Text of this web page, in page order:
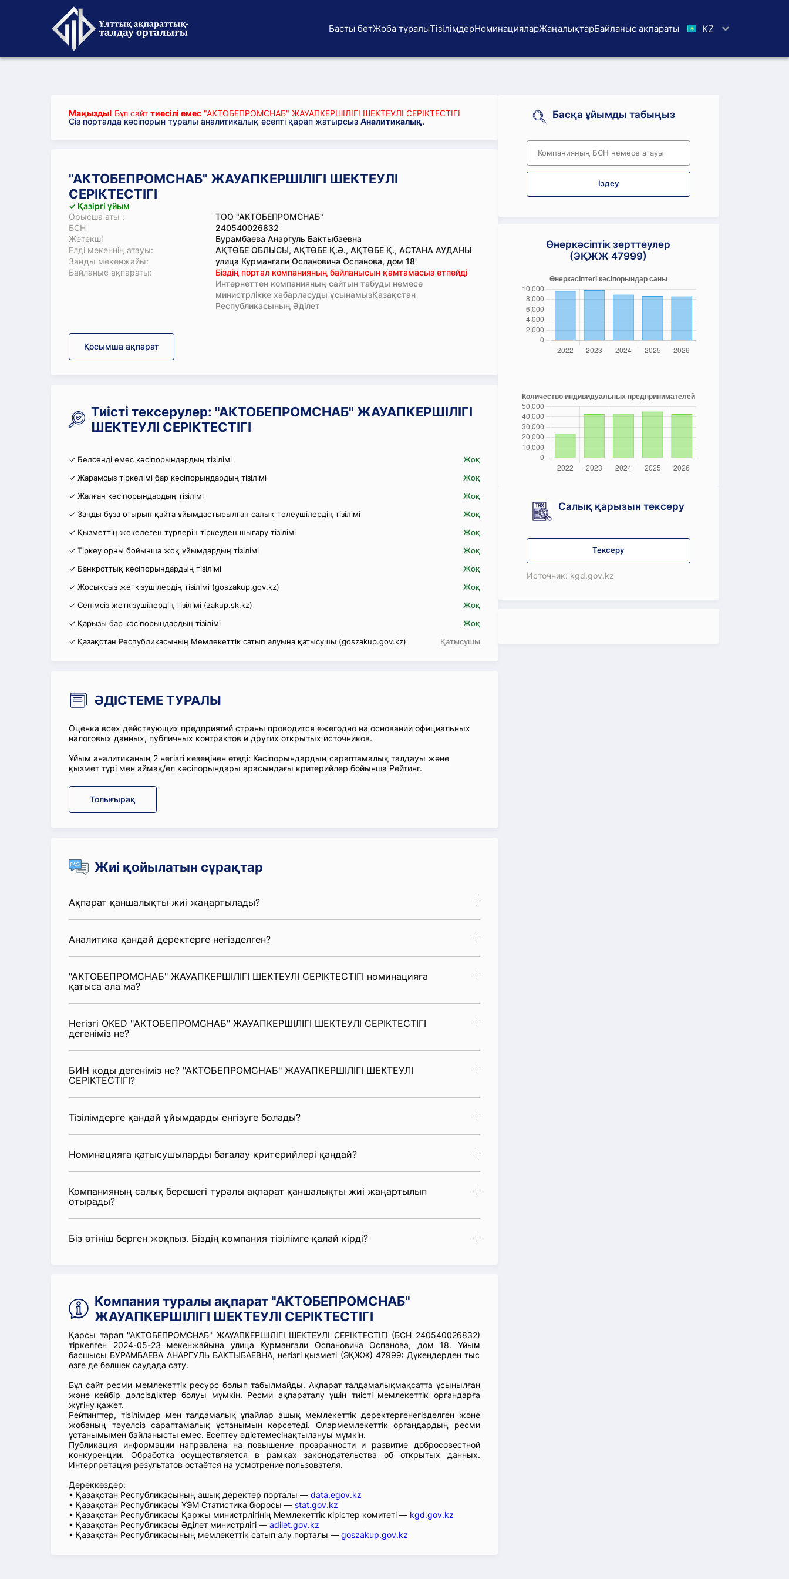
Басты бетЖоба туралыТізілімдерНоминацияларЖаңалықтарБайланыс ақпараты KZ
Маңызды! Бұл сайт тиесілі емес "АКТОБЕПРОМСНАБ" ЖАУАПКЕРШІЛІГІ ШЕКТЕУЛІ СЕРІКТЕСТІГІ
Сіз порталда кәсіпорын туралы аналитикалық есепті қарап жатырсыз Аналитикалық.
"АКТОБЕПРОМСНАБ" ЖАУАПКЕРШІЛІГІ ШЕКТЕУЛІ
СЕРІКТЕСТІГІ
✓ Қазіргі ұйым
Орысша аты :
ТОО "АКТОБЕПРОМСНАБ"
БСН
240540026832
Жетекші
Бурамбаева Анаргуль Бактыбаевна
Елді мекеннің атауы:
АҚТӨБЕ ОБЛЫСЫ, АҚТӨБЕ Қ.Ә., АҚТӨБЕ Қ., АСТАНА АУДАНЫ
Заңды мекенжайы:
улица Курмангали Оспановича Оспанова, дом 18'
Байланыс ақпараты:
Біздің портал компанияның байланысын қамтамасыз етпейді
Интернеттен компанияның сайтын табуды немесе
министрлікке хабарласуды ұсынамызҚазақстан
Республикасының Әділет
Қосымша ақпарат
Тиісті тексерулер: "АКТОБЕПРОМСНАБ" ЖАУАПКЕРШІЛІГІ
ШЕКТЕУЛІ СЕРІКТЕСТІГІ
✓ Белсенді емес кәсіпорындардың тізілімі
Жоқ
✓ Жарамсыз тіркелімі бар кәсіпорындардың тізілімі
Жоқ
✓ Жалған кәсіпорындардың тізілімі
Жоқ
✓ Заңды бұза отырып қайта ұйымдастырылған салық төлеушілердің тізілімі
Жоқ
✓ Қызметтің жекелеген түрлерін тіркеуден шығару тізілімі
Жоқ
✓ Тіркеу орны бойынша жоқ ұйымдардың тізілімі
Жоқ
✓ Банкроттық кәсіпорындардың тізілімі
Жоқ
✓ Жосықсыз жеткізушілердің тізілімі (goszakup.gov.kz)
Жоқ
✓ Сенімсіз жеткізушілердің тізілімі (zakup.sk.kz)
Жоқ
✓ Қарызы бар кәсіпорындардың тізілімі
Жоқ
✓ Қазақстан Республикасының Мемлекеттік сатып алуына қатысушы (goszakup.gov.kz)
Қатысушы
ӘДІСТЕМЕ ТУРАЛЫ
Оценка всех действующих предприятий страны проводится ежегодно на основании официальных
налоговых данных, публичных контрактов и других открытых источников.
Ұйым аналитиканың 2 негізгі кезеңінен өтеді: Кәсіпорындардың сараптамалық талдауы және
қызмет түрі мен аймақ/ел кәсіпорындары арасындағы критерийлер бойынша Рейтинг.
Толығырақ
Жиі қойылатын сұрақтар
Ақпарат қаншалықты жиі жаңартылады?
Аналитика қандай деректерге негізделген?
"АКТОБЕПРОМСНАБ" ЖАУАПКЕРШІЛІГІ ШЕКТЕУЛІ СЕРІКТЕСТІГІ номинацияға
қатыса ала ма?
Негізгі OKED "АКТОБЕПРОМСНАБ" ЖАУАПКЕРШІЛІГІ ШЕКТЕУЛІ СЕРІКТЕСТІГІ
дегеніміз не?
БИН коды дегеніміз не? "АКТОБЕПРОМСНАБ" ЖАУАПКЕРШІЛІГІ ШЕКТЕУЛІ
СЕРІКТЕСТІГІ?
Тізілімдерге қандай ұйымдарды енгізуге болады?
Номинацияға қатысушыларды бағалау критерийлері қандай?
Компанияның салық берешегі туралы ақпарат қаншалықты жиі жаңартылып
отырады?
Біз өтініш берген жоқпыз. Біздің компания тізілімге қалай кірді?
Компания туралы ақпарат "АКТОБЕПРОМСНАБ"
ЖАУАПКЕРШІЛІГІ ШЕКТЕУЛІ СЕРІКТЕСТІГІ
Қарсы тарап "АКТОБЕПРОМСНАБ" ЖАУАПКЕРШІЛІГІ ШЕКТЕУЛІ СЕРІКТЕСТІГІ (БСН 240540026832)
тіркелген 2024-05-23 мекенжайына улица Курмангали Оспановича Оспанова, дом 18. Ұйым
басшысы БУРАМБАЕВА АНАРГУЛЬ БАКТЫБАЕВНА, негізгі қызметі (ЭҚЖЖ) 47999: Дүкендерден тыс
өзге де бөлшек саудада сату.
Бұл сайт ресми мемлекеттік ресурс болып табылмайды. Ақпарат талдамалықмақсатта ұсынылған
және кейбір дәлсіздіктер болуы мүмкін. Ресми ақпараталу үшін тиісті мемлекеттік органдарға
жүгіну қажет.
Рейтингтер, тізілімдер мен талдамалық ұпайлар ашық мемлекеттік деректергенегізделген және
жобаның тәуелсіз сараптамалық ұстанымын көрсетеді. Олармемлекеттік органдардың ресми
ұстанымымен байланысты емес. Есептеу әдістемесінақтылануы мүмкін.
Публикация информации направлена на повышение прозрачности и развитие добросовестной
конкуренции. Обработка осуществляется в рамках законодательства об открытых данных.
Интерпретация результатов остаётся на усмотрение пользователя.
Дереккөздер:
• Қазақстан Республикасының ашық деректер порталы — data.egov.kz
• Қазақстан Республикасы ҰЭМ Статистика бюросы — stat.gov.kz
• Қазақстан Республикасы Қаржы министрлігінің Мемлекеттік кірістер комитеті — kgd.gov.kz
• Қазақстан Республикасы Әділет министрлігі — adilet.gov.kz
• Қазақстан Республикасының мемлекеттік сатып алу порталы — goszakup.gov.kz
Басқа ұйымды табыңыз
Іздеу
Өнеркәсіптік зерттеулер
(ЭҚЖЖ 47999)
Салық қарызын тексеру
Тексеру
Источник: kgd.gov.kz